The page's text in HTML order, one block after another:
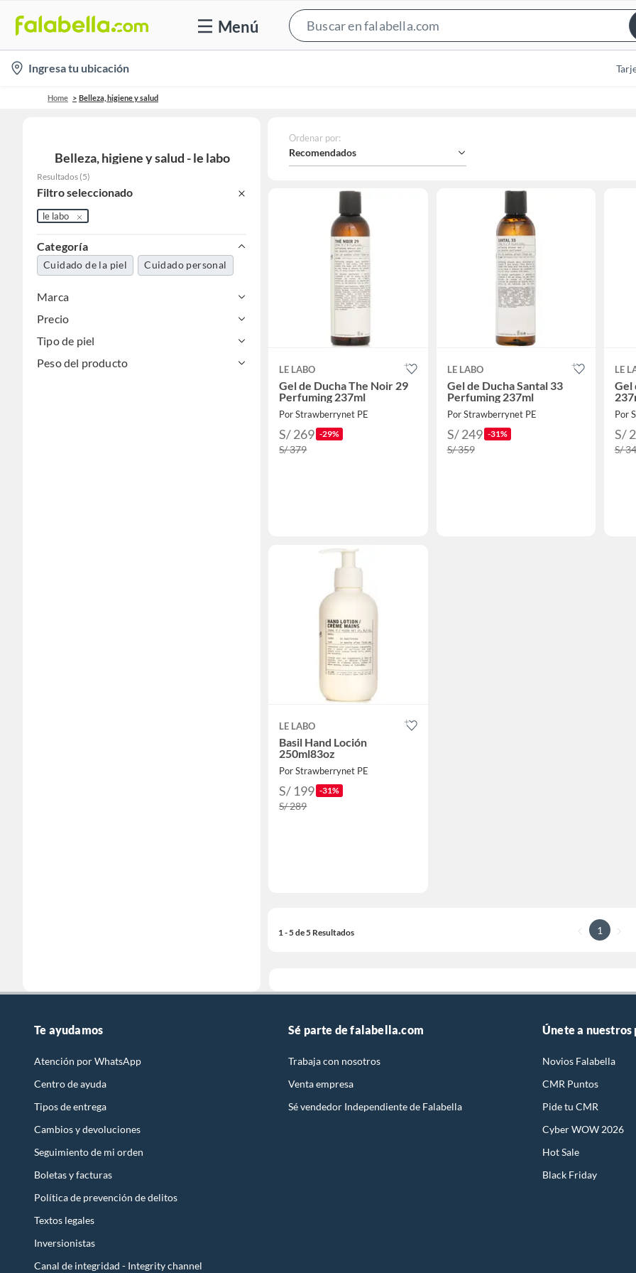
Menú
Bar
location-
icon
Ingresa tu ubicación
Home Belleza, higiene y salud
Belleza, higiene y salud - le labo
Resultados (5)
Filtro seleccionado
le labo
Categoría
Cuidado de la piel Cuidado personal
Marca
Precio
Tipo de piel
Peso del producto
Ordenar por:
Recomendados
LE LABO
Gel de Ducha The Noir 29
Perfuming 237ml
Por Strawberrynet PE
S/ 269 -29%
S/ 379
LE LABO
Gel de Ducha Santal 33
Perfuming 237ml
Por Strawberrynet PE
S/ 249 -31%
S/ 359
LE
Gel
Por
S/
S/
LE LABO
Basil Hand Loción
250ml83oz
Por Strawberrynet PE
S/ 199 -31%
S/ 289
1 - 5 de 5 Resultados 1
Te ayudamos
Atención por WhatsApp
Centro de ayuda
Tipos de entrega
Cambios y devoluciones
Seguimiento de mi orden
Boletas y facturas
Política de prevención de delitos
Textos legales
Inversionistas
Canal de integridad - Integrity channel
Sé parte de falabella.com
Trabaja con nosotros
Venta empresa
Sé vendedor Independiente de Falabella
Únete a nuestros
Novios Falabella
CMR Puntos
Pide tu CMR
Cyber WOW 2026
Hot Sale
Black Friday